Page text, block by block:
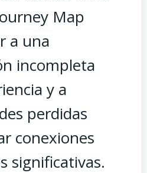
Map
a una
incompleta
y a
perdidas
conexiones
significativas.